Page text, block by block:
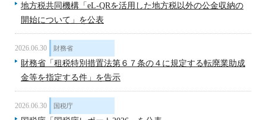
地方税共同機構「eL-QRを活用した地方税以外の公金収納の
開始について」を公表
2026.06.30 財務省
財務省「租税特別措置法第６７条の４に規定する転廃業助成
金等を指定する件」を告示
2026.06.30 国税庁